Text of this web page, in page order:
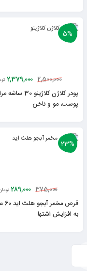
5%
2,500,000
2,379,000
پودر کلاژن
پوست، مو و ناخن
23%
375,000
289,000
قرص
به افزایش اشتها